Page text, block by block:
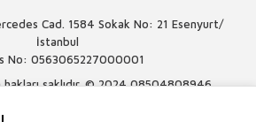
Cad. 1584 Sokak No: 21 Esenyurt/
İstanbul
No: 0563065227000001
saklıdır. © 2024 08504808946